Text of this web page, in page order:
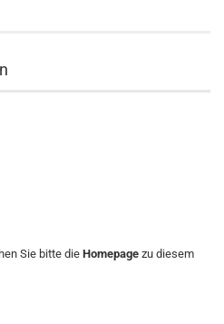
Sie bitte die Homepage zu diesem